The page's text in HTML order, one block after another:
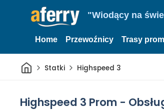
"Wiodący na
Home Przewoźnicy Trasy
DomStatki Highspeed 3
Highspeed 3 Prom -